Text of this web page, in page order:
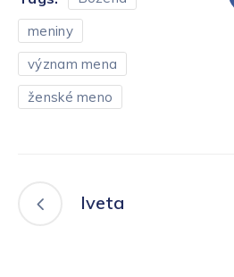
meniny
význam mena
ženské meno
Iveta